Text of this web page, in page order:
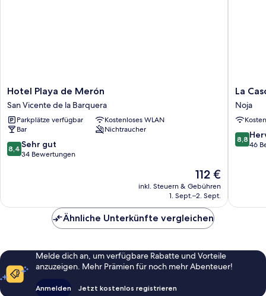
Hotel
Playa
de
Merón
San
Vicente
de
Hotel Playa de Merón
San Vicente de la Barquera
Parkplätze verfügbar
Kostenloses WLAN
Bar
Nichtraucher
8.4
von
Bewertungen
8,4 Sehr gut
34 Bewertungen
Der
Preis
beträgt
112 €
inkl. Steuern & Gebühren
1. Sept.–2. Sept.
La
Casona
Noja
La
Noja
8.8
von
8,8
46
Ähnliche Unterkünfte vergleichen
Melde dich an, um verfügbare Rabatte und Vorteile
anzuzeigen. Mehr Prämien für noch mehr Abenteuer!
Anmelden Jetzt kostenlos registrieren